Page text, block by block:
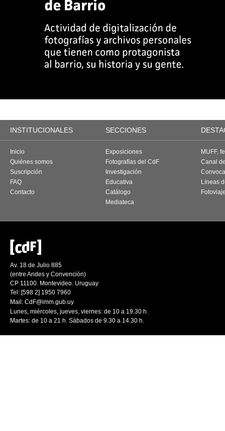
INSTITUCIONALES SECCIONES
Inicio
Quiénes somos
Suscripción
FAQ
Contacto
Exposiciones
Fotografías del CdF
Investigación
Educativa
Catálogo
Mediateca
MUFF,
Canal
Líneas
Av. 18 de Julio 885
(entre Andes y Convención)
CP 11100. Montevideo. Uruguay
Tel: [598 2] 1950 7960
Mail: CdF@imm.gub.uy
Lunes, miércoles, jueves, viernes: de 10 a 19.30 h.
Martes: de 10 a 21 h. Sábados de 9.30 a 14.30 h.